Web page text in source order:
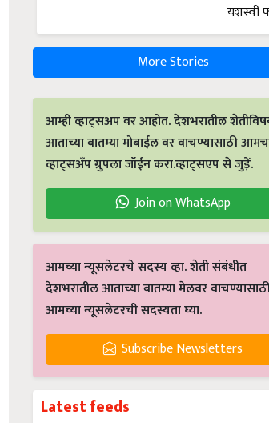
More Stories
आम्ही व्हाट्सअप वर आहोत. देशभरातील
आताच्या बातम्या मोबाईल वर वाचण्यासाठी
व्हाट्सअँप ग्रुपला जॉईन करा.व्हाट्सएप से जुड़ें.
Join on WhatsApp
आमच्या न्यूसलेटरचे सदस्य व्हा. शेती संबंधीत
देशभरातील आताच्या बातम्या मेलवर
आमच्या न्यूसलेटरची सदस्यता घ्या.
Subscribe Newsletters
Latest feeds